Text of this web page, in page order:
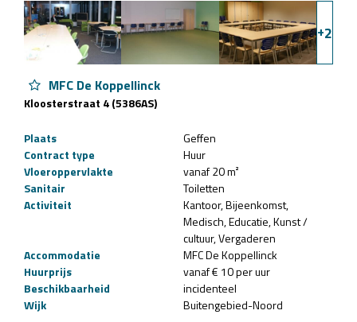
+2
MFC De Koppellinck
Kloosterstraat 4 (5386AS)
Plaats
Geffen
Contract type
Huur
Vloeroppervlakte
vanaf 20 m²
Sanitair
Toiletten
Activiteit
Kantoor Bijeenkomst
Medisch Educatie Kunst /
cultuur Vergaderen
Accommodatie
MFC De Koppellinck
Huurprijs
vanaf € 10 per uur
Beschikbaarheid
incidenteel
Wijk
Buitengebied-Noord